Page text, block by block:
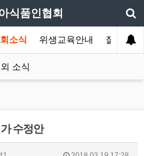
식품인협회
소식 위생교육안내 질의답변
소식
수정안